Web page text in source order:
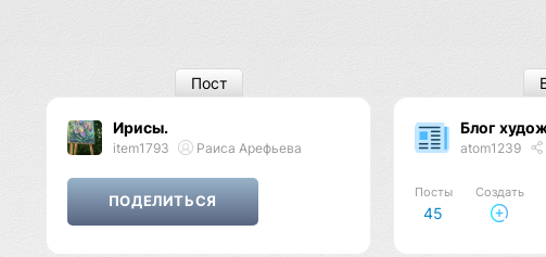
Ирисы.
item1793 Раиса Арефьева
Пост
Блог
atom1239
Посты
45
Создать